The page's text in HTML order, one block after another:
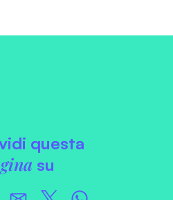
questa
su